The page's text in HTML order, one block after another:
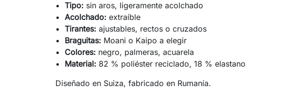
Tipo: sin aros, ligeramente acolchado
Acolchado: extraíble
Tirantes: ajustables, rectos o cruzados
Braguitas: Moani o Kaipo a elegir
Colores: negro, palmeras, acuarela
Material: 82 % poliéster reciclado, 18 % elastano
Diseñado en Suiza, fabricado en Rumanía.